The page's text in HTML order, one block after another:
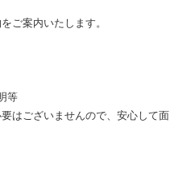
ご案内いたします。
等
はございませんので、安心して面